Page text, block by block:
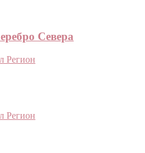
Севера
Регион
Регион